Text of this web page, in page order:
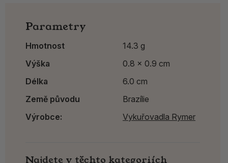
Parametry
Hmotnost
14.3 g
Výška
0.8 x 0.9 cm
Délka
6.0 cm
Země původu
Brazílie
Výrobce:
Vykuřovadla Rymer
Najdete v těchto kategoriích